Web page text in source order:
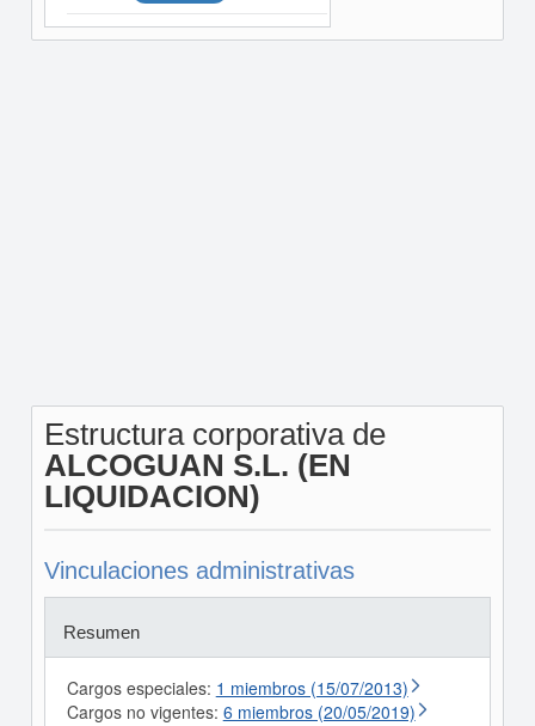
Estructura corporativa de
ALCOGUAN S.L. (EN
LIQUIDACION)
Vinculaciones administrativas
Resumen
Cargos especiales: 1 miembros (15/07/2013)
Cargos no vigentes: 6 miembros (20/05/2019)